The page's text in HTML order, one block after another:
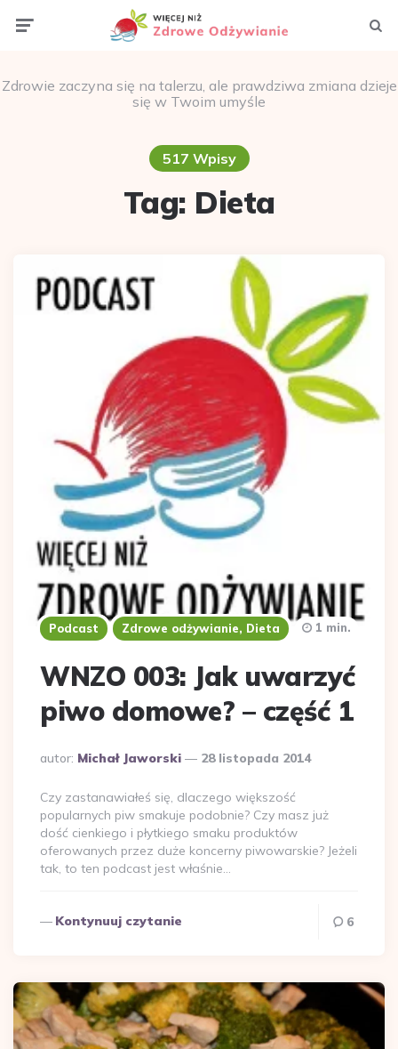
Zdrowie zaczyna się na talerzu, ale prawdziwa zmiana dzieje
się w Twoim umyśle
517 Wpisy
Tag: Dieta
Podcast Zdrowe odżywianie, Dieta
WNZO 003: Jak uwarzyć
piwo domowe? – część 1
Dodane
autor: Michał Jaworski 28 listopada 2014
1 min.
Czy zastanawiałeś się, dlaczego większość
popularnych piw smakuje podobnie? Czy masz już
dość cienkiego i płytkiego smaku produktów
oferowanych przez duże koncerny piwowarskie? Jeżeli
tak, to ten podcast jest właśnie…
Kontynuuj czytanie 6